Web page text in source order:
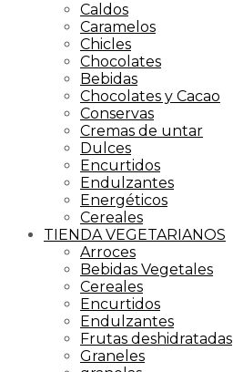
Caldos
Caramelos
Chicles
Chocolates
Bebidas
Chocolates y Cacao
Conservas
Cremas de untar
Dulces
Encurtidos
Endulzantes
Energéticos
Cereales
TIENDA VEGETARIANOS
Arroces
Bebidas Vegetales
Cereales
Encurtidos
Endulzantes
Frutas deshidratadas
Graneles